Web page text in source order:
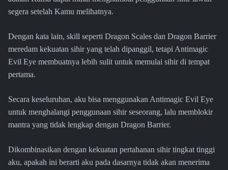
segera setelah Kamu melihatnya.
Dengan kata lain, skill seperti Dragon Scales dan Dragon Barrier
meredam kekuatan sihir yang telah dipanggil, tetapi Antimagic
Evil Eye membuatnya lebih sulit untuk memulai sihir di tempat
pertama.
Secara keseluruhan, aku bisa menggunakan Antimagic Evil Eye
untuk menghalangi penggunaan sihir seseorang, lalu memblokir
mantra yang tidak lengkap dengan Dragon Barrier.
Dikombinasikan dengan kekuatan pertahanan sihir tingkat tinggi
aku, apakah ini berarti aku pada dasarnya tidak akan menerima